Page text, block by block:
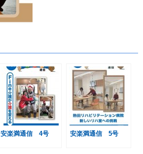
安楽満通信 4号 安楽満通信 5号